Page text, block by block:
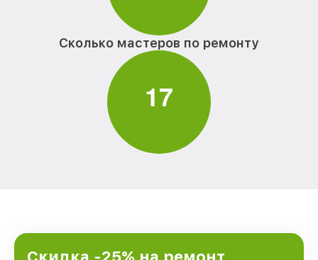
Сколько мастеров по ремонту
17